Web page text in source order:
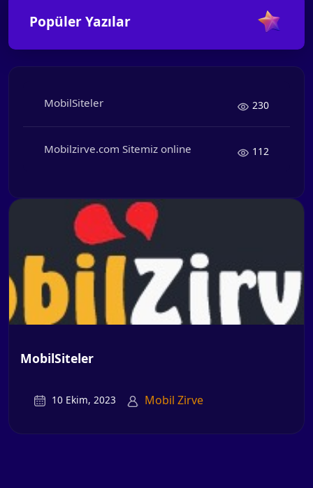
Popüler Yazılar
MobilSiteler 230
Mobilzirve.com Sitemiz online 112
MobilSiteler
10 Ekim, 2023 Mobil Zirve